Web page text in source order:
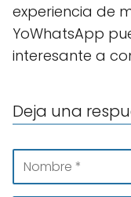
experiencia de
YoWhatsApp
interesante a
Deja una